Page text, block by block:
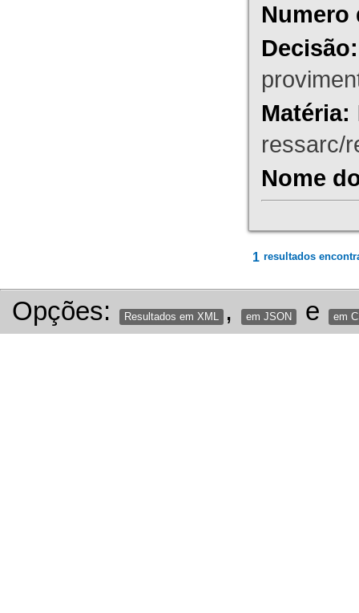
Numero
Decisão:
Matéria:
ressarc/
Nome
1 resultados
Opções: Resultados em XML , em JSON e em